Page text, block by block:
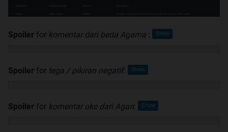
Spoiler for komentar dari beda Agama :
Spoiler for tega / pikiran negatif:
Spoiler for komentar oke dari Agan: